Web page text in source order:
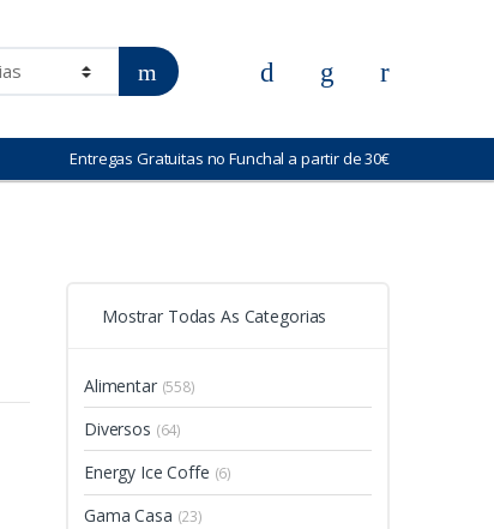
Entregas Gratuitas no Funchal a partir de 30€
Mostrar Todas As Categorias
Alimentar (558)
Diversos (64)
Energy Ice Coffe (6)
Gama Casa (23)